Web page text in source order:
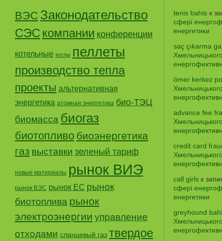
ВЭС Законодательство
СЭС компании конференции
котельные котлы пеллеты
производство тепла
проекты альтернативная
энергетика атомная энергетика био-ТЭЦ
биомасса биогаз
биотопливо биоэнергетика
газ выставки зеленый тариф
новые материалы рынок ВИЭ
рынок ВЭС рынок ЕС рынок
биотоплива рынок
электроэнергии управление
отходами сланцевый газ твердое
tenis bahis к
сфері
енергетики
saç çıkarma
ömer kerkez
advance fee
credit card
call girls к
сфері
енергетики
greyhound